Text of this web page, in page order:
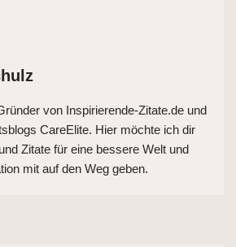
von Inspirierende-Zitate.de und
CareElite. Hier möchte ich dir
Zitate für eine bessere Welt und
mit auf den Weg geben.